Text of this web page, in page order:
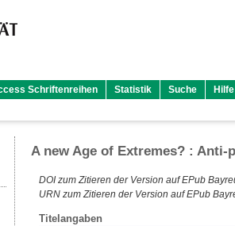
Schriftenreihen Statistik Suche Hilfe
A new Age of Extremes? :
DOI zum Zitieren der Version auf EPub
URN zum Zitieren der Version auf EPub
Titelangaben